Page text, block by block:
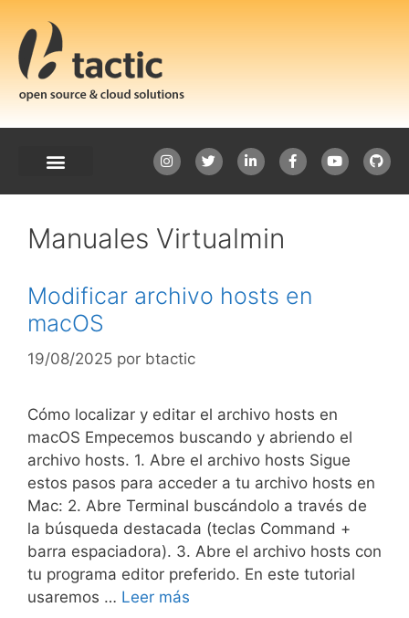
Manuales Virtualmin
Modificar archivo hosts en
macOS
19/08/2025 por btactic
Cómo localizar y editar el archivo hosts en
macOS Empecemos buscando y abriendo el
archivo hosts. 1. Abre el archivo hosts Sigue
estos pasos para acceder a tu archivo hosts en
Mac: 2. Abre Terminal buscándolo a través de
la búsqueda destacada (teclas Command +
barra espaciadora). 3. Abre el archivo hosts con
tu programa editor preferido. En este tutorial
usaremos … Leer más